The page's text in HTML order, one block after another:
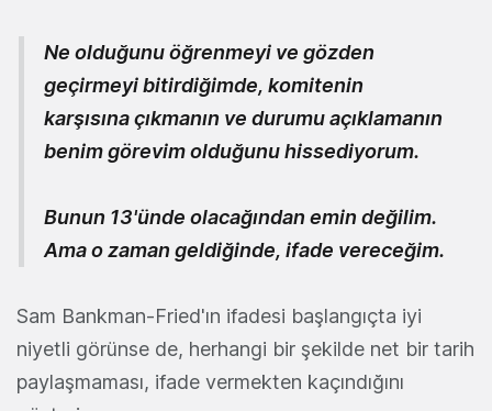
Ne olduğunu öğrenmeyi ve gözden
geçirmeyi bitirdiğimde, komitenin
karşısına çıkmanın ve durumu açıklamanın
benim görevim olduğunu hissediyorum.
Bunun 13'ünde olacağından emin değilim.
Ama o zaman geldiğinde, ifade vereceğim.
Sam Bankman-Fried'ın ifadesi başlangıçta iyi
niyetli görünse de, herhangi bir şekilde net bir tarih
paylaşmaması, ifade vermekten kaçındığını